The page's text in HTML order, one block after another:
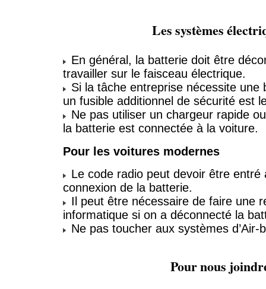
Les systèmes
En général, la batterie doit être
travailler sur le faisceau électrique.
Si la tâche entreprise nécessite une
un fusible additionnel de sécurité est
Ne pas utiliser un chargeur rapide
la batterie est connectée à la voiture.
Pour les voitures modernes
Le code radio peut devoir être entré
connexion de la batterie.
Il peut être nécessaire de faire une
informatique si on a déconnecté la
Ne pas toucher aux systèmes d’Air-
Pour nous